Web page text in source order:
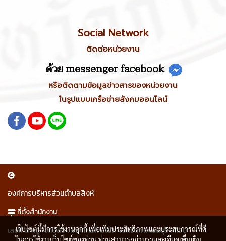
Social Network
ติดต่อหน่วยงาน
ด้วย messenger facebook
หรือติดตามข้อมูลข่าวสารของหน่วยงาน
ในรูปแบบเครือข่ายสังคมออนไลน์
องค์การบริหารส่วนตำบลสิงห์
ที่ตั้งสำนักงาน
เลขที่ 15 หมู่ 1 ตำบลสิงห์ อำเภอไทรโยค จังหวัดกาญจนบุรี 71150
เว็บไซต์นี้มีการใช้งานคุกกี้ เพื่อเพิ่มประสิทธิภาพและประสบการณ์ที่ดี